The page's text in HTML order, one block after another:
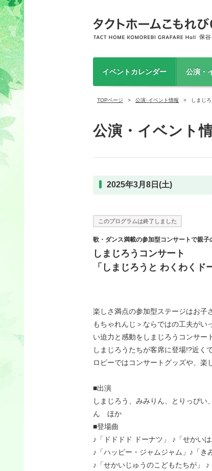
イベントカレンダー 公演・
TOPページ 公演･イベント情報 しまじ
公演・イベント
2025年3月8日(土)
このプログラムは終了しました
歌・ダンス満載の参加型コンサートで親子
しまじろうコンサート
「しまじろうと わくわくド
楽しさ満点の参加型ステージはお子
もちゃれんじ＞ならではの工夫がい
い迫力と感動をしまじろうコンサー
しまじろうたちが客席に登場!?近く
ロビーではコンサートグッズや、楽
■出演
しまじろう、みみりん、とりっぴい
ん ほか
■登場曲
♪「ドドドド ドーナツ」 ♪「せかい
♪「ハッピー・ジャムジャム」♪「き
♪「せかいじゅうのこどもたちが」